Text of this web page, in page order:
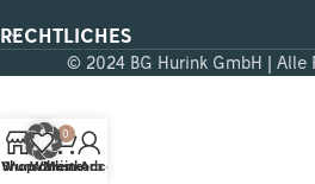
RECHTLICHES
© 2024 BG Hurink GmbH | Alle
Shop
Wunschliste
0
Warenkorb
Mein Account